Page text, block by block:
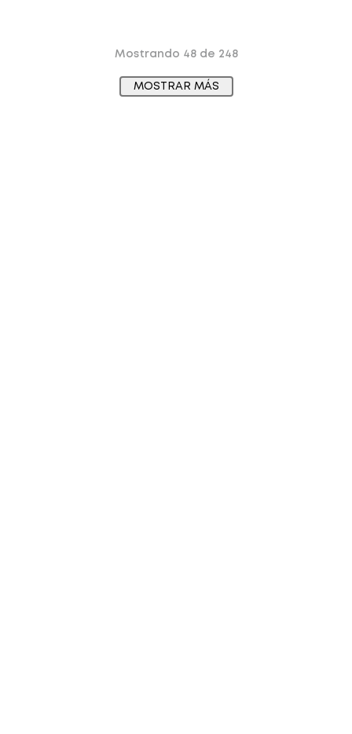
Mostrando 48 de 248
MOSTRAR MÁS